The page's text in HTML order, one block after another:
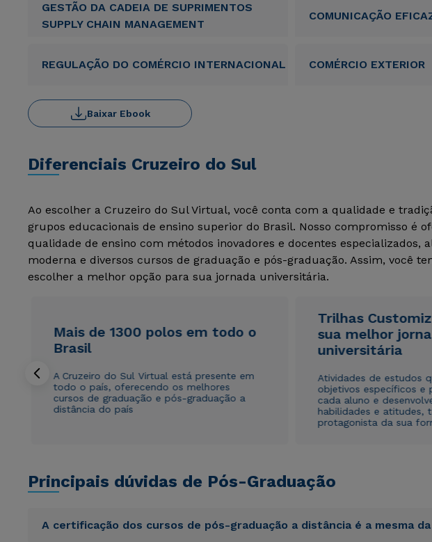
GESTÃO DA CADEIA DE SUPRIMENTOS
SUPPLY CHAIN MANAGEMENT
COMUNICAÇÃO
REGULAÇÃO DO COMÉRCIO INTERNACIONAL COMÉRCIO EXTERIOR
Baixar Ebook
Diferenciais Cruzeiro do Sul
Ao escolher a Cruzeiro do Sul Virtual, você conta com a qualidade e
grupos educacionais de ensino superior do Brasil. Nosso compromisso é
qualidade de ensino com métodos inovadores e docentes especializados,
moderna e diversos cursos de graduação e pós-graduação. Assim, você
escolher a melhor opção para sua jornada universitária.
Mais de 1300 polos em todo o
Brasil
A Cruzeiro do Sul Virtual está presente em
todo o país, oferecendo os melhores
cursos de graduação e pós-graduação a
distância do país
Trilhas
sua melhor
universitária
Atividades de estudos
objetivos específicos e
cada aluno e
habilidades e atitudes,
protagonista da sua
Principais dúvidas de Pós-Graduação
A certificação dos cursos de pós-graduação a distância é a mesma
Rápido e
Rápido e